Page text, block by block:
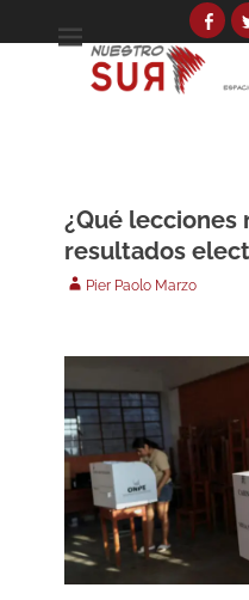
Espacio de reflexión y
¿Qué lecciones
resultados
AuthorPier Paolo Marzo